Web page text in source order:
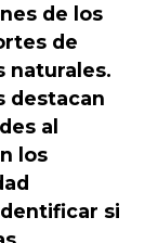
de los
de
naturales.
destacan
al
los
si